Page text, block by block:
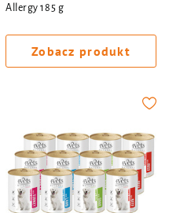
Allergy 185 g
Zobacz produkt